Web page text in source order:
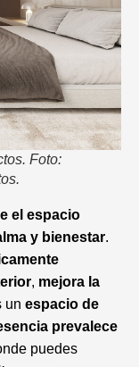
Foto:
el espacio
y bienestar.
, mejora la
un espacio de
prevalece
puedes